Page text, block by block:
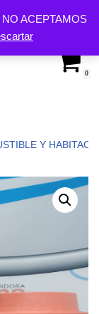
ACEPTAMOS
0
Y